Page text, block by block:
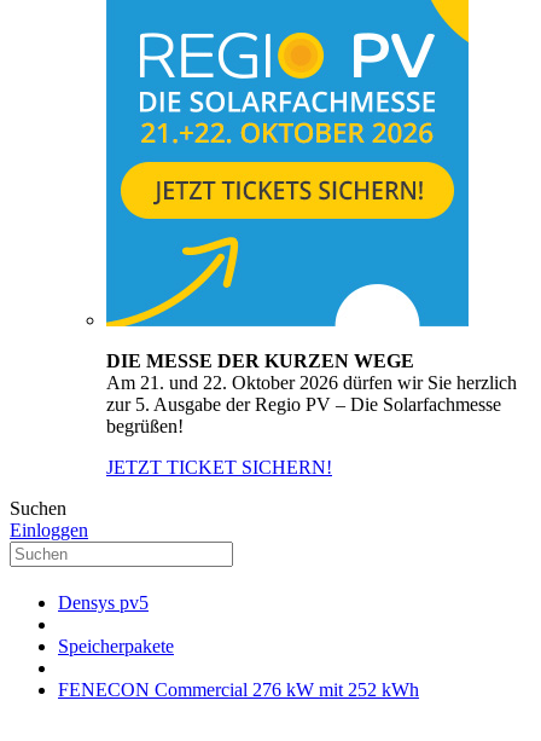
DIE MESSE DER KURZEN WEGE
Am 21. und 22. Oktober 2026 dürfen wir Sie herzlich
zur 5. Ausgabe der Regio PV – Die Solarfachmesse
begrüßen!
JETZT TICKET SICHERN!
Suchen
Einloggen
Densys pv5
Speicherpakete
FENECON Commercial 276 kW mit 252 kWh